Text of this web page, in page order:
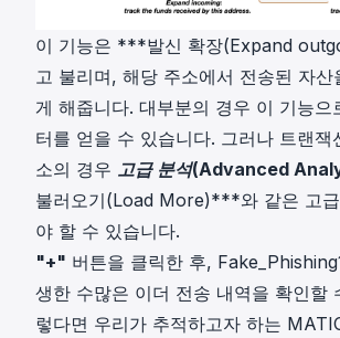
이 기능은 ***발신 확장(Expand
고 불리며, 해당 주소에서 전송된 자산
게 해줍니다. 대부분의 경우 이 기능으
터를 얻을 수 있습니다. 그러나 트랜잭
소의 경우 고급 분석(Advanced
불러오기(Load More)***와 같은 고
야 할 수 있습니다.
"+" 버튼을 클릭한 후,
생한 수많은 이더 전송 내역을 확인할
렇다면 우리가 추적하고자 하는